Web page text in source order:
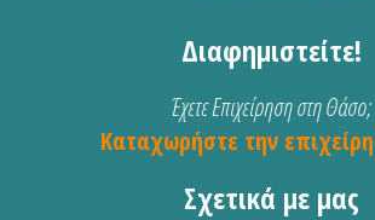
Διαφημιστείτε!
Έχετε Επιχείρηση στη Θάσο;
Καταχωρήστε την
Σχετικά με μας